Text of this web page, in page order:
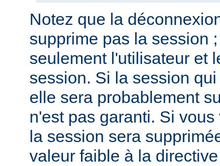
Notez que la
supprime pas la session
seulement l'utilisateur et
session. Si la session
elle sera probablement
n'est pas garanti. Si
la session sera
valeur faible à la